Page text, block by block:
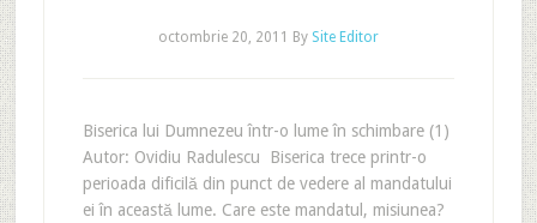
octombrie 20, 2011 By Site Editor
Biserica lui Dumnezeu într-o lume în schimbare (1)
Autor: Ovidiu Radulescu Biserica trece printr-o
perioada dificilă din punct de vedere al mandatului
ei în această lume. Care este mandatul, misiunea?